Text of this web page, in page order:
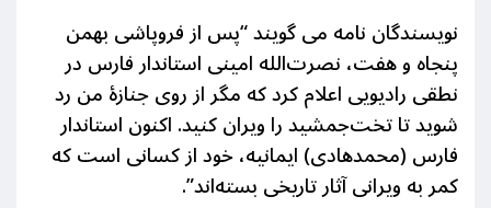
نویسندگان نامه می گویند “پس از فروپاشی بهمن
پنجاه و هفت، نصرت‌الله امینی استاندار فارس در
نطقی رادیویی اعلام کرد که مگر از روی جنازهٔ من رد
شوید تا تخت‌جمشید را ویران کنید. اکنون استاندار
فارس (محمدهادی) ایمانیه، خود از کسانی است که
کمر به ویرانی آثار تاریخی بسته‌اند”.